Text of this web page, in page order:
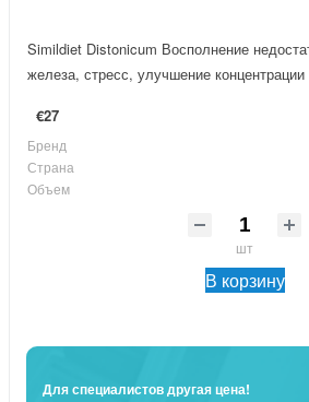
Simildiet Distonicum Восполнение
железа, стресс, улучшение
€27
Бренд
Страна
Объем
шт
В корзину
Для специалистов другая цена!